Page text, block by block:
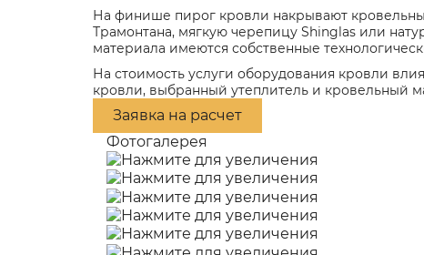
На финише пирог кровли накрывают
Трамонтана, мягкую черепицу Shinglas или
материала имеются собственные
На стоимость услуги оборудования кровли
кровли, выбранный утеплитель и кровельный
Заявка на расчет
Фотогалерея